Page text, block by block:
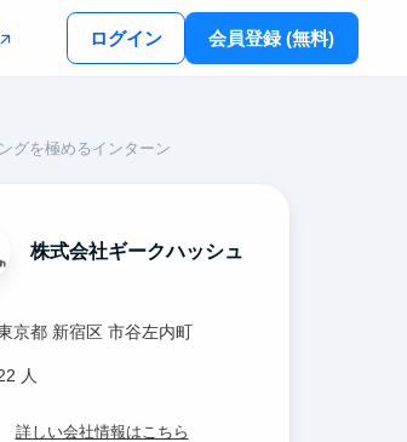
ログイン 会員登録 (無料)
グを極めるインターン
株式会社ギークハッシュ
京都 新宿区 市谷左内町
人
詳しい会社情報はこちら